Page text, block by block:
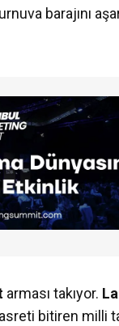
barajını
arması takıyor.
bitiren milli